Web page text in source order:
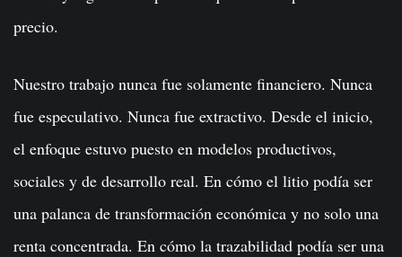
precio.
Nuestro trabajo nunca fue solamente financiero. Nunca
fue especulativo. Nunca fue extractivo. Desde el inicio,
el enfoque estuvo puesto en modelos productivos,
sociales y de desarrollo real. En cómo el litio podía ser
una palanca de transformación económica y no solo una
renta concentrada. En cómo la trazabilidad podía ser una